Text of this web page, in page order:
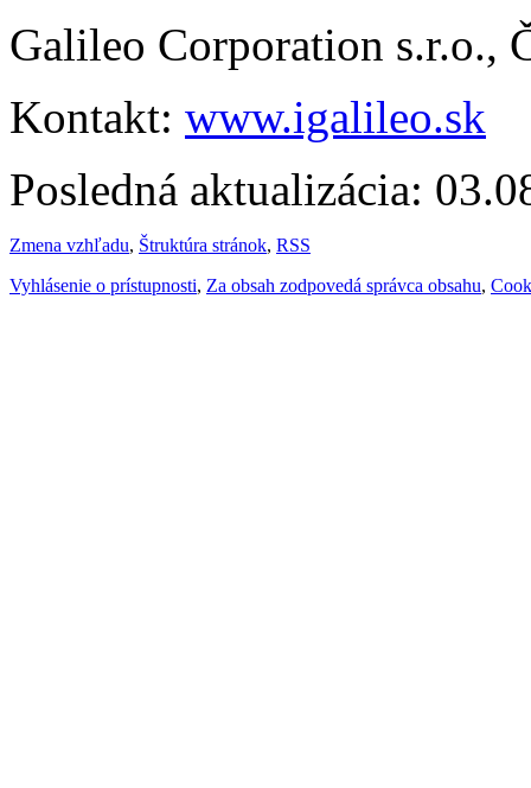
Galileo Corporation s.r.o.,
Kontakt: www.igalileo.sk
Posledná aktualizácia:
Zmena vzhľadu, Štruktúra stránok, RSS
Vyhlásenie o prístupnosti, Za obsah zodpovedá správca obsahu,